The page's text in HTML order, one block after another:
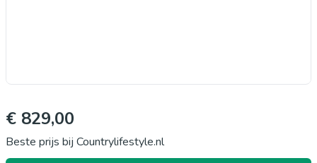
€ 829,00
Beste prijs bij Countrylifestyle.nl